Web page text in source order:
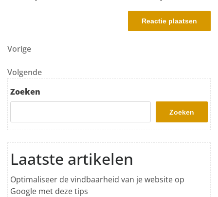
Berichtnavigatie
Vorig bericht
Vorige
Volgend bericht
Volgende
Zoeken
Zoeken
Laatste artikelen
Optimaliseer de vindbaarheid van je website op
Google met deze tips